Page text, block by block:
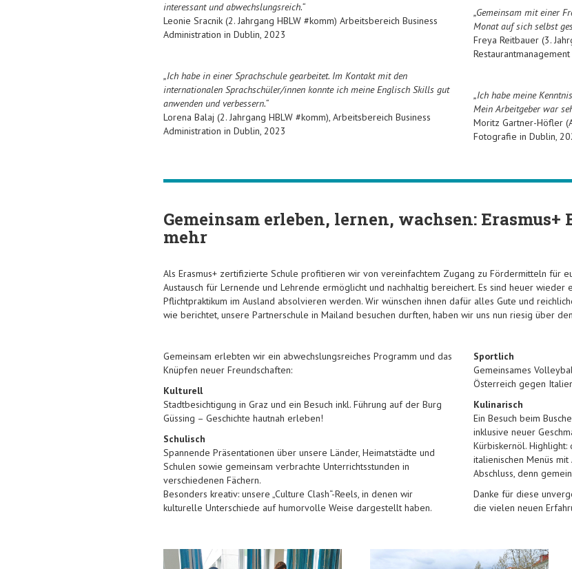
interessant und abwechslungsreich.“
Leonie Sracnik (2. Jahrgang HBLW #komm) Arbeitsbereich Business
Administration in Dublin, 2023
„Ich habe in einer Sprachschule gearbeitet. Im Kontakt mit den
internationalen Sprachschüler/innen konnte ich meine Englisch Skills gut
anwenden und verbessern.“
Lorena Balaj (2. Jahrgang HBLW #komm), Arbeitsbereich Business
Administration in Dublin, 2023
„Gemeinsam mit einer
Monat auf sich selbst
Freya Reitbauer (3.
„Ich habe meine
Mein Arbeitgeber war
Moritz Gartner-Höfler
Fotografie in Dublin,
Gemeinsam erleben, lernen, wachsen: Erasmus+
mehr
Als Erasmus+ zertifizierte Schule profitieren wir von vereinfachtem Zugang zu Fördermitteln für
Austausch für Lernende und Lehrende ermöglicht und nachhaltig bereichert. Es sind heuer wieder
Pflichtpraktikum im Ausland absolvieren werden. Wir wünschen ihnen dafür alles Gute und
wie berichtet, unsere Partnerschule in Mailand besuchen durften, haben wir uns nun riesig über
Gemeinsam erlebten wir ein abwechslungsreiches Programm und das
Knüpfen neuer Freundschaften:
Kulturell
Stadtbesichtigung in Graz und ein Besuch inkl. Führung auf der Burg
Güssing – Geschichte hautnah erleben!
Schulisch
Spannende Präsentationen über unsere Länder, Heimatstädte und
Schulen sowie gemeinsam verbrachte Unterrichtsstunden in
verschiedenen Fächern.
Besonders kreativ: unsere „Culture Clash“-Reels, in denen wir
kulturelle Unterschiede auf humorvolle Weise dargestellt haben.
Sportlich
Gemeinsames
Österreich gegen
Kulinarisch
Ein Besuch beim
inklusive neuer
Kürbiskernöl. Highlight:
italienischen Menüs
Abschluss, denn
Danke für diese
die vielen neuen